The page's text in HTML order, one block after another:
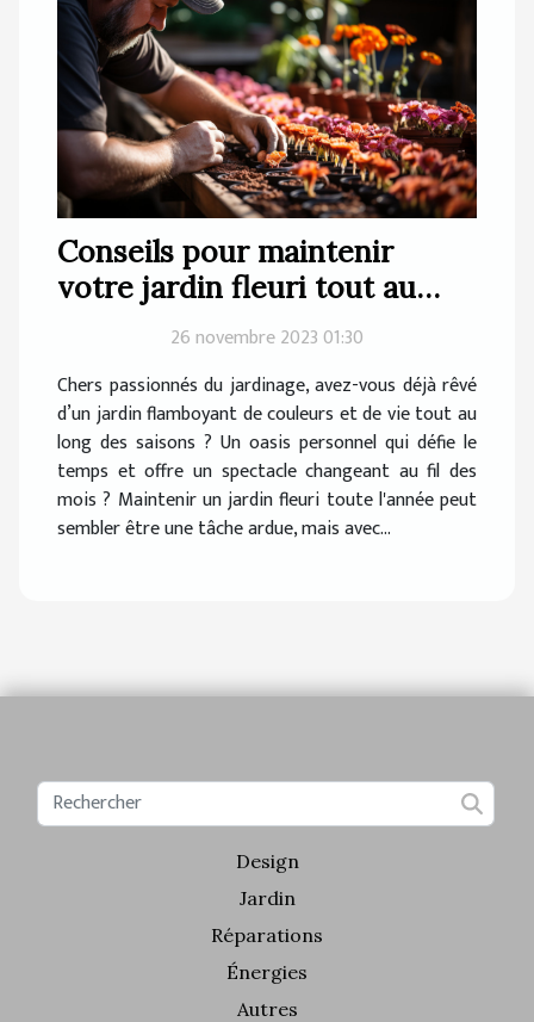
Conseils pour maintenir
votre jardin fleuri tout au
long de l'année26 novembre 2023 01:30
Chers passionnés du jardinage, avez-vous déjà rêvé
d’un jardin flamboyant de couleurs et de vie tout au
long des saisons ? Un oasis personnel qui défie le
temps et offre un spectacle changeant au fil des
mois ? Maintenir un jardin fleuri toute l'année peut
sembler être une tâche ardue, mais avec...
Design
Jardin
Réparations
Énergies
Autres